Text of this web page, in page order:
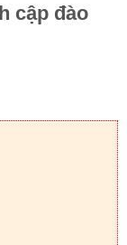
cập đào